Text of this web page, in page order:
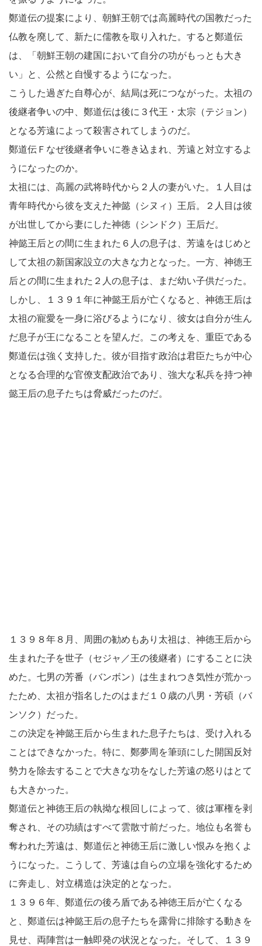
鄭道伝の提案により、朝鮮王朝では高麗時代の国教だった
仏教を廃して、新たに儒教を取り入れた。すると鄭道伝
は、「朝鮮王朝の建国において自分の功がもっとも大き
い」と、公然と自慢するようになった。
こうした過ぎた自尊心が、結局は死につながった。太祖の
後継者争いの中、鄭道伝は後に３代王・太宗（テジョン）
となる芳遠によって殺害されてしまうのだ。
鄭道伝Ｆなぜ後継者争いに巻き込まれ、芳遠と対立するよ
うになったのか。
太祖には、高麗の武将時代から２人の妻がいた。１人目は
青年時代から彼を支えた神懿（シヌィ）王后。２人目は彼
が出世してから妻にした神徳（シンドク）王后だ。
神懿王后との間に生まれた６人の息子は、芳遠をはじめと
して太祖の新国家設立の大きな力となった。一方、神徳王
后との間に生まれた２人の息子は、まだ幼い子供だった。
しかし、１３９１年に神懿王后が亡くなると、神徳王后は
太祖の寵愛を一身に浴びるようになり、彼女は自分が生ん
だ息子が王になることを望んだ。この考えを、重臣である
鄭道伝は強く支持した。彼が目指す政治は君臣たちが中心
となる合理的な官僚支配政治であり、強大な私兵を持つ神
懿王后の息子たちは脅威だったのだ。
１３９８年８月、周囲の勧めもあり太祖は、神徳王后から
生まれた子を世子（セジャ／王の後継者）にすることに決
めた。七男の芳番（バンボン）は生まれつき気性が荒かっ
たため、太祖が指名したのはまだ１０歳の八男・芳碩（バ
ンソク）だった。
この決定を神懿王后から生まれた息子たちは、受け入れる
ことはできなかった。特に、鄭夢周を筆頭にした開国反対
勢力を除去することで大きな功をなした芳遠の怒りはとて
も大きかった。
鄭道伝と神徳王后の執拗な根回しによって、彼は軍権を剥
奪され、その功績はすべて雲散寸前だった。地位も名誉も
奪われた芳遠は、鄭道伝と神徳王后に激しい恨みを抱くよ
うになった。こうして、芳遠は自らの立場を強化するため
に奔走し、対立構造は決定的となった。
１３９６年、鄭道伝の後ろ盾である神徳王后が亡くなる
と、鄭道伝は神懿王后の息子たちを露骨に排除する動きを
見せ、両陣営は一触即発の状況となった。そして、１３９